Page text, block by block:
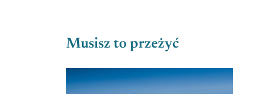
Musisz to przeżyć